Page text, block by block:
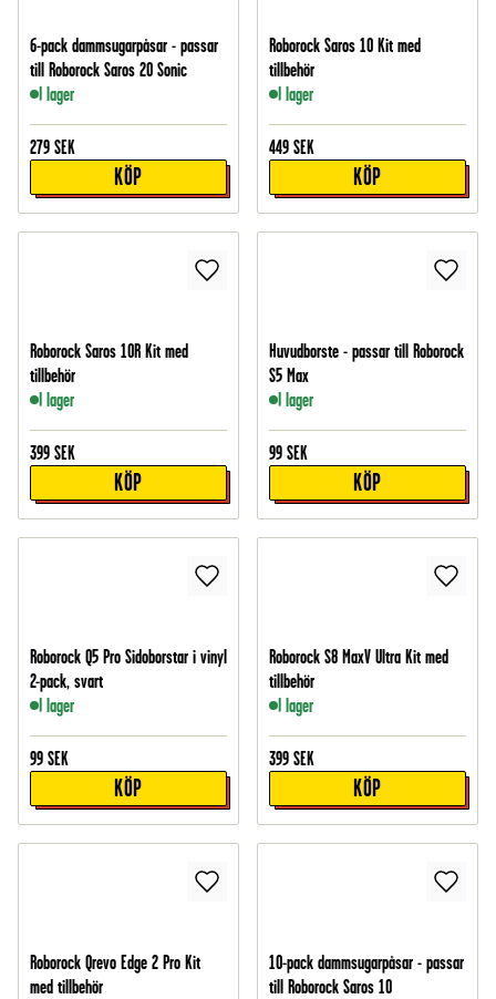
6-pack dammsugarpåsar - passar
till Roborock Saros 20 Sonic
I lager
279 SEK
KÖP
Roborock Saros 10 Kit med
tillbehör
I lager
449 SEK
KÖP
Roborock Saros 10R Kit med
tillbehör
I lager
399 SEK
KÖP
Huvudborste - passar till Roborock
S5 Max
I lager
99 SEK
KÖP
Roborock Q5 Pro Sidoborstar i vinyl
2-pack, svart
I lager
99 SEK
KÖP
Roborock S8 MaxV Ultra Kit med
tillbehör
I lager
399 SEK
KÖP
Roborock Qrevo Edge 2 Pro Kit
med tillbehör
10-pack dammsugarpåsar - passar
till Roborock Saros 10